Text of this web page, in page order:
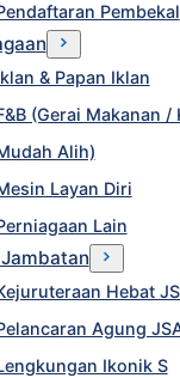
Pembekal
& Papan Iklan
(Gerai Makanan /
Alih)
Layan Diri
Lain
Hebat
Agung
Ikonik S